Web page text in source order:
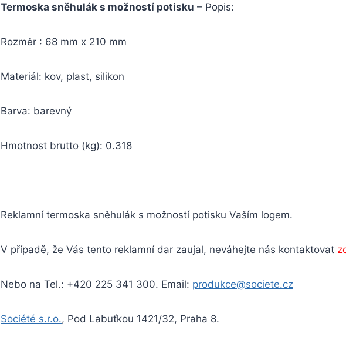
Termoska sněhulák s možností potisku – Popis:
Rozměr : 68 mm x 210 mm
Materiál: kov, plast, silikon
Barva: barevný
Hmotnost brutto (kg): 0.318
Reklamní termoska sněhulák s možností potisku Vaším logem.
V případě, že Vás tento reklamní dar zaujal, neváhejte nás kontaktovat
Nebo na Tel.: +420 225 341 300. Email: produkce@societe.cz
Société s.r.o., Pod Labuťkou 1421/32, Praha 8.